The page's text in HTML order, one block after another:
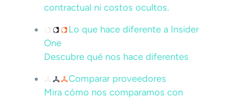
contractual ni costos ocultos.
Lo que hace diferente a Insider
One
Descubre qué nos hace diferentes
Comparar proveedores
Mira cómo nos comparamos con